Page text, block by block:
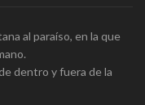
al paraíso, en la que
dentro y fuera de la